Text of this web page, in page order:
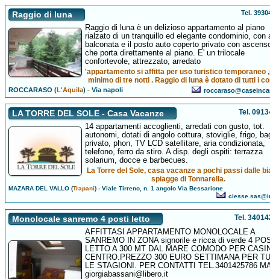
Raggio di luna Tel.
Raggio di luna è un delizioso appartamento al piano
rialzato di un tranquillo ed elegante condominio, con
balconata e il posto auto coperto privato con
che porta direttamente al piano. E' un trilocale
confortevole, attrezzato, arredato
'appartamento si affitta per uso turistico temporaneo
minimo di tre notti . Raggio di luna è dotato di tutti i
ROCCARASO (L'Aquila) -Via napoli
LA TORRE DEL SOLE - Casa Vacanze Tel.
14 appartamenti accoglienti, arredati con gusto, tot.
autonomi, dotati di angolo cottura, stoviglie, frigo,
privato, phon, TV LCD satellitare, aria condizionata,
telefono, ferro da stiro. A disp. degli ospiti: terrazza
solarium, docce e barbecues.
La Torre del Sole, casa vacanze a pochi passi dalle
spiagge di Tonnarella.
MAZARA DEL VALLO (Trapani) -Viale Tirreno, n. 1 angolo Via Bessarione
Monolocale sanremo 4 posti letto Tel.
AFFITTASI APPARTAMENTO MONOLOCALE A
SANREMO IN ZONA signorile e ricca di verde 4
LETTO A 300 MT DAL MARE COMODO PER
CENTRO.PREZZO 300 EURO SETTIMANA PER
LE STAGIONI. PER CONTATTI TEL.3401425786
giorgiabassani@libero.it